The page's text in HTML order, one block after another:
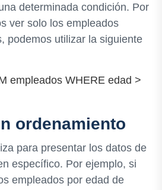
determinada condición. Por
ver solo los empleados
podemos utilizar la siguiente
empleados WHERE edad >
ordenamiento
para presentar los datos de
específico. Por ejemplo, si
empleados por edad de